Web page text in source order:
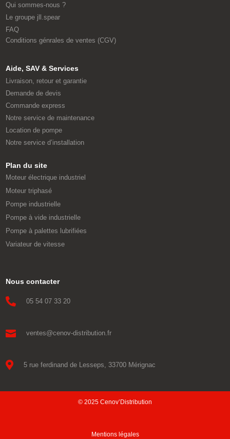
Qui sommes-nous ?
Le groupe jll.spear
FAQ
Conditions génrales de ventes (CGV)
Aide, SAV & Services
Livraison, retour et garantie
Demande de devis
Commande express
Notre service de maintenance
Location de pompe
Notre service d’installation
Plan du site
Moteur électrique industriel
Moteur triphasé
Pompe industrielle
Pompe à vide industrielle
Pompe à palettes lubrifiées
Variateur de vitesse
Nous contacter
 05 54 07 33 20
 ventes@cenov-distribution.fr
 5 rue ferdinand de Lesseps, 33700 Mérignac
© 2025 Cenov’Distribution
Mentions légales